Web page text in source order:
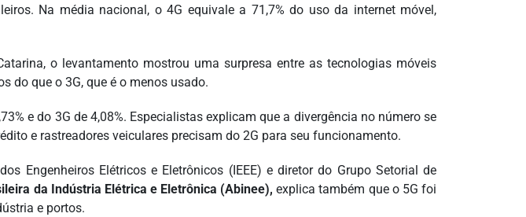
Na média nacional, o 4G equivale a 71,7% do uso da internet móvel,
o levantamento mostrou uma surpresa entre as tecnologias móveis
do que o 3G, que é o menos usado.
e do 3G de 4,08%. Especialistas explicam que a divergência no número se
e rastreadores veiculares precisam do 2G para seu funcionamento.
Engenheiros Elétricos e Eletrônicos (IEEE) e diretor do Grupo Setorial de
da Indústria Elétrica e Eletrônica (Abinee), explica também que o 5G foi
e portos.